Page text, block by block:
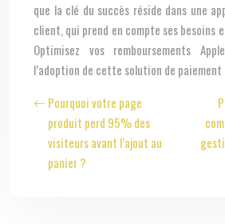
que la clé du succès réside dans une
client, qui prend en compte ses besoins
Optimisez vos remboursements
l’adoption de cette solution de paiement
Pourquoi votre page
produit perd 95% des
visiteurs avant l’ajout au
panier ?